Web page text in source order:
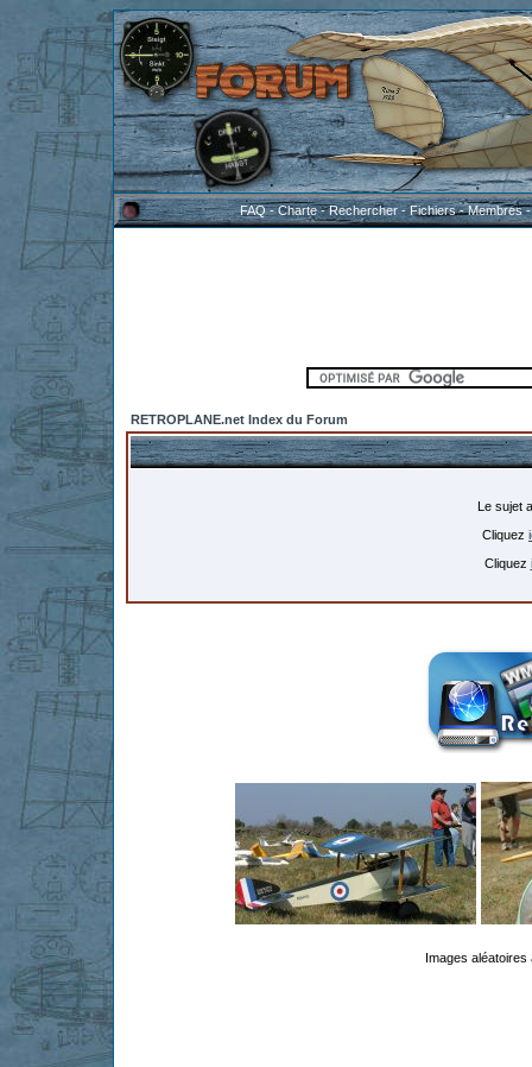
FAQ-Charte-Rechercher-Fichiers-Membres
RETROPLANE.net Index du Forum
Le sujet
Cliquez
Cliquez
Images aléatoires